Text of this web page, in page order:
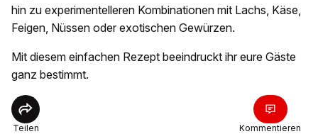
hin zu experimentelleren Kombinationen mit Lachs, Käse,
Feigen, Nüssen oder exotischen Gewürzen.
Mit diesem einfachen Rezept beeindruckt ihr eure Gäste
ganz bestimmt.
Teilen Kommentieren